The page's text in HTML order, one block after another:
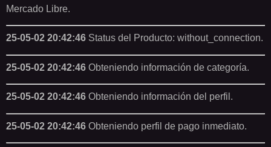
Mercado Libre.
25-05-02 20:42:46 Status del Producto: without_connection.
25-05-02 20:42:46 Obteniendo información de categoría.
25-05-02 20:42:46 Obteniendo información del perfil.
25-05-02 20:42:46 Obteniendo perfil de pago inmediato.